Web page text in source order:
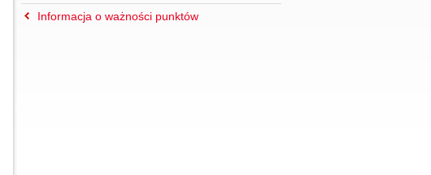
Informacja o ważności punktów